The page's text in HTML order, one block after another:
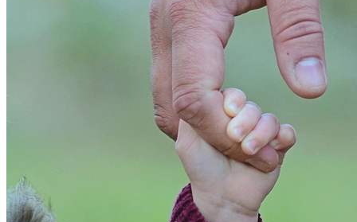
Ceará